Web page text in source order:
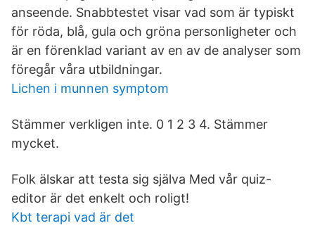
anseende. Snabbtestet visar vad som är typiskt
för röda, blå, gula och gröna personligheter och
är en förenklad variant av en av de analyser som
föregår våra utbildningar.
Lichen i munnen symptom
Stämmer verkligen inte. 0 1 2 3 4. Stämmer
mycket.
Folk älskar att testa sig själva Med vår quiz-
editor är det enkelt och roligt!
Kbt terapi vad är det